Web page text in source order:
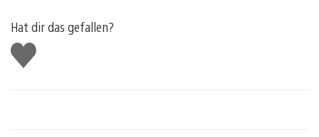
Hat dir das gefallen?
Gefällt
mir